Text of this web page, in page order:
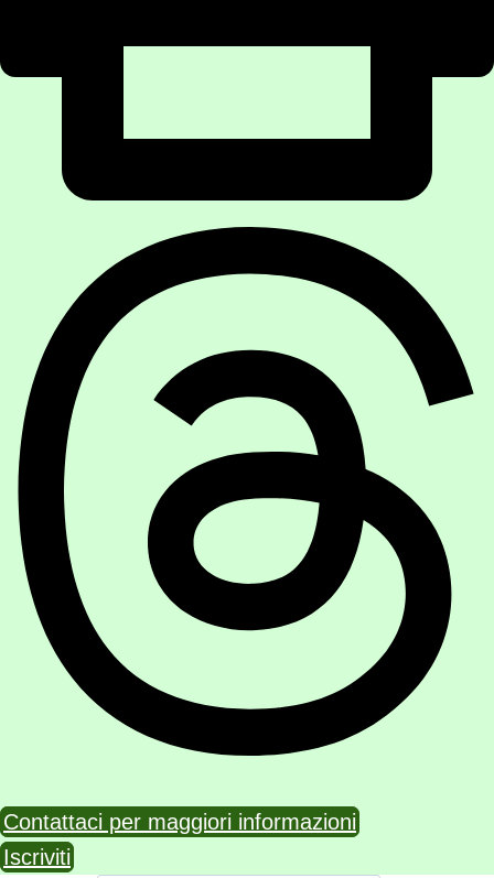
Contattaci per maggiori informazioni
Iscriviti